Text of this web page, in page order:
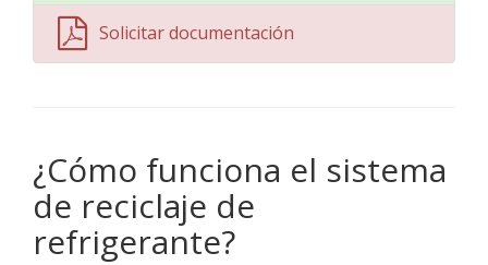
Solicitar documentación
¿Cómo funciona el sistema
de reciclaje de
refrigerante?